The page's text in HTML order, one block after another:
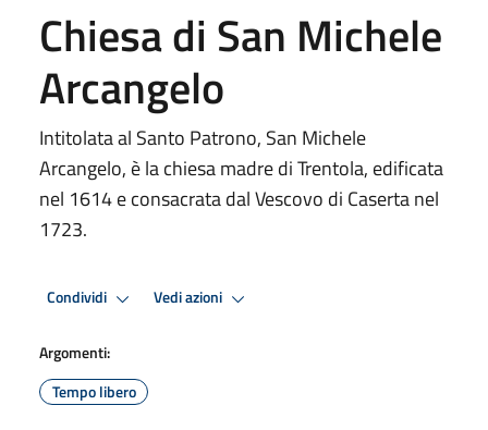
Chiesa di San Michele
Arcangelo
Intitolata al Santo Patrono, San Michele
Arcangelo, è la chiesa madre di Trentola, edificata
nel 1614 e consacrata dal Vescovo di Caserta nel
1723.
Condividi Vedi azioni
Argomenti:
Tempo libero